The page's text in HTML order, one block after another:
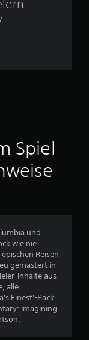
u
s
9
3
4
Spiel
und
wie nie
Reisen
gemastert in
Inhalte aus
alle
Finest'-Pack
Imagining